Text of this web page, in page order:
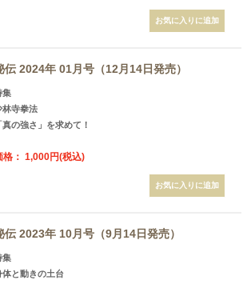
伝 2024年 01月号（12月14日発売）
集
林寺拳法
真の強さ」を求めて！
格： 1,000円(税込)
伝 2023年 10月号（9月14日発売）
集
体と動きの土台